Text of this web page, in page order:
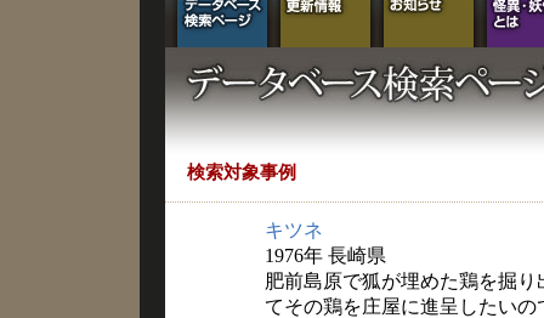
検索対象事例
キツネ
1976年 長崎県
肥前島原で狐が埋めた鶏を掘
てその鶏を庄屋に進呈したい